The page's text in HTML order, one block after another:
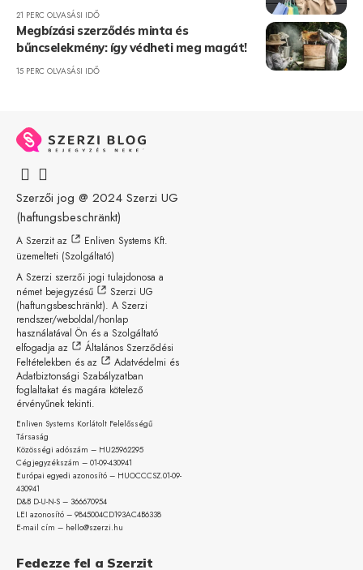
21 PERC OLVASÁSI IDŐ
Megbízási szerződés minta és
bűncselekmény: így védheti meg magát!
15 PERC OLVASÁSI IDŐ
Szerzői jog @ 2024 Szerzi UG
(haftungsbeschränkt)
A Szerzit az
Enliven Systems Kft.
üzemelteti (Szolgáltató)
A Szerzi szerzői jogi tulajdonosa a
német bejegyzésű
Szerzi UG
(haftungsbeschränkt). A Szerzi
rendszer/weboldal/honlap
használatával Ön és a Szolgáltató
elfogadja az
Általános Szerződési
Feltételekben és az
Adatvédelmi és
Adatbiztonsági Szabályzatban
foglaltakat és magára kötelező
érvényűnek tekinti.
Enliven Systems Korlátolt Felelősségű
Társaság
Közösségi adószám – HU25962295
Cégjegyzékszám – 01-09-430941
Európai egyedi azonosító – HUOCCCSZ.01-09-
430941
D&B D-U-N-S – 366670954
LEI azonosító – 9845004CD193AC4B6338
E-mail cím – hello@szerzi.hu
Fedezze fel a Szerzit